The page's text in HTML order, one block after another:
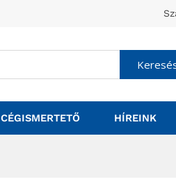
CÉGISMERTETŐ HÍREINK